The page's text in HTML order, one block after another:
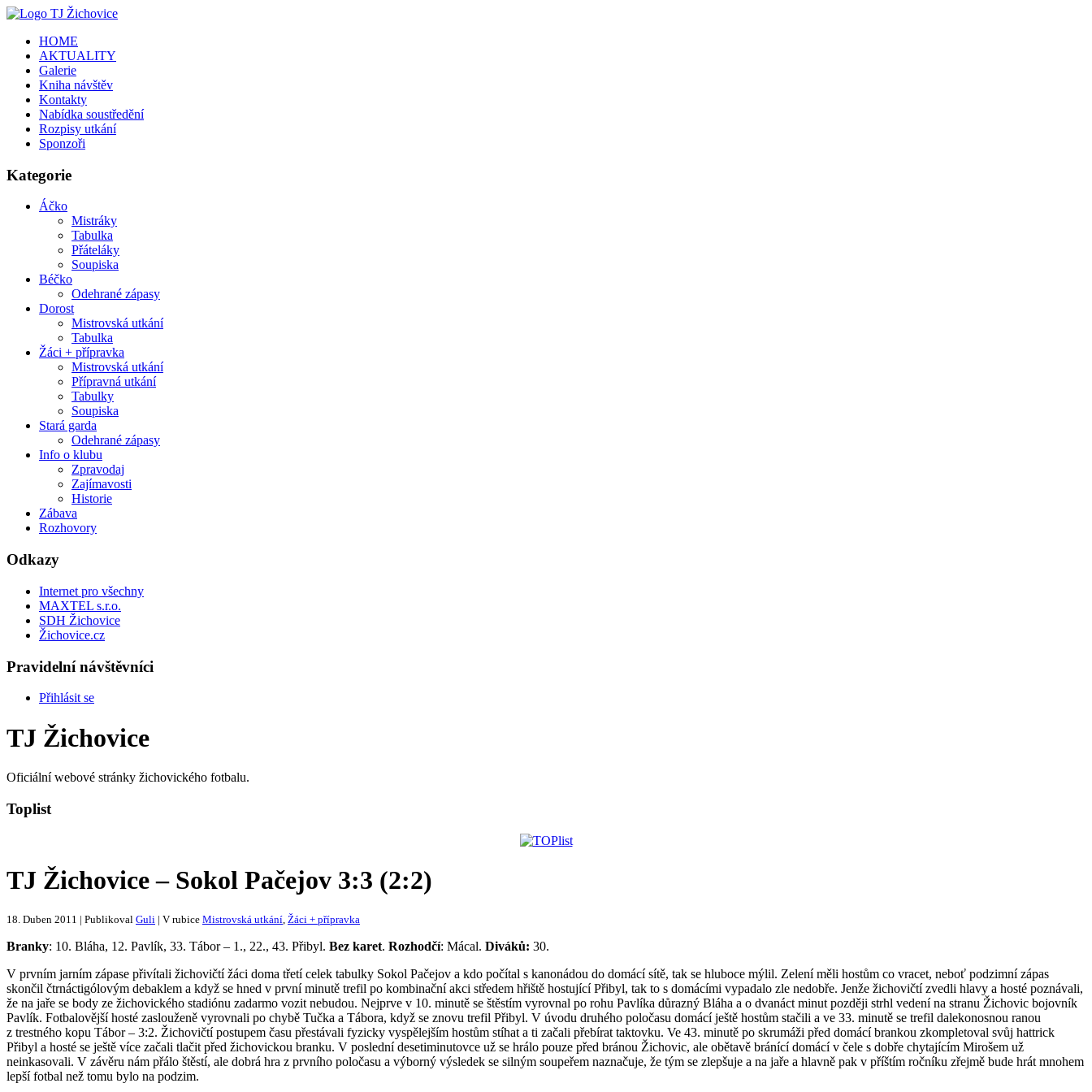
HOME
AKTUALITY
Galerie
Kniha návštěv
Kontakty
Nabídka soustředění
Rozpisy utkání
Sponzoři
Kategorie
Áčko
Mistráky
Tabulka
Přáteláky
Soupiska
Béčko
Odehrané zápasy
Dorost
Mistrovská utkání
Tabulka
Žáci + přípravka
Mistrovská utkání
Přípravná utkání
Tabulky
Soupiska
Stará garda
Odehrané zápasy
Info o klubu
Zpravodaj
Zajímavosti
Historie
Zábava
Rozhovory
Odkazy
Internet pro všechny
MAXTEL s.r.o.
SDH Žichovice
Žichovice.cz
Pravidelní návštěvníci
Přihlásit se
TJ Žichovice
Oficiální webové stránky žichovického fotbalu.
Toplist
TJ Žichovice – Sokol Pačejov 3:3 (2:2)
18. Duben 2011 | Publikoval Guli | V rubice Mistrovská utkání Žáci + přípravka
Branky: 10. Bláha, 12. Pavlík, 33. Tábor – 1., 22., 43. Přibyl. Bez karet. Rozhodčí: Mácal. Diváků: 30.
V prvním jarním zápase přivítali žichovičtí žáci doma třetí celek tabulky Sokol Pačejov a kdo počítal s kanonádou do domácí sítě, tak se hluboce mýlil. Zelení měli hostům co vracet, neboť podzimní zápas
skončil čtrnáctigólovým debaklem a když se hned v první minutě trefil po kombinační akci středem hřiště hostující Přibyl, tak to s domácími vypadalo zle nedobře. Jenže žichovičtí zvedli hlavy a hosté poznávali,
že na jaře se body ze žichovického stadiónu zadarmo vozit nebudou. Nejprve v 10. minutě se štěstím vyrovnal po rohu Pavlíka důrazný Bláha a o dvanáct minut později strhl vedení na stranu Žichovic bojovník
Pavlík. Fotbalovější hosté zaslouženě vyrovnali po chybě Tučka a Tábora, když se znovu trefil Přibyl. V úvodu druhého poločasu domácí ještě hostům stačili a ve 33. minutě se trefil dalekonosnou ranou
z trestného kopu Tábor – 3:2. Žichovičtí postupem času přestávali fyzicky vyspělejším hostům stíhat a ti začali přebírat taktovku. Ve 43. minutě po skrumáži před domácí brankou zkompletoval svůj hattrick
Přibyl a hosté se ještě více začali tlačit před žichovickou branku. V poslední desetiminutovce už se hrálo pouze před bránou Žichovic, ale obětavě bránící domácí v čele s dobře chytajícím Mirošem už
neinkasovali. V závěru nám přálo štěstí, ale dobrá hra z prvního poločasu a výborný výsledek se silným soupeřem naznačuje, že tým se zlepšuje a na jaře a hlavně pak v příštím ročníku zřejmě bude hrát mnohem
lepší fotbal než tomu bylo na podzim.